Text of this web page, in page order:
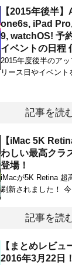
【2015年後半
one6s, iPad
9, watchOS! 予
イベントの日程
2015年度後半のア
リース日やイベン
記事を読
【iMac 5K
わしい最高クラ
登場！
iMacが5K Retina 超
刷新されました！
記事を読
【まとめレビュ
2016年3月22日